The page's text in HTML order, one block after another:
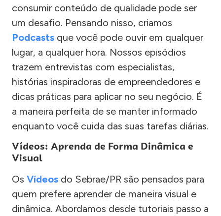
consumir conteúdo de qualidade pode ser
um desafio. Pensando nisso, criamos
Podcasts que você pode ouvir em qualquer
lugar, a qualquer hora. Nossos episódios
trazem entrevistas com especialistas,
histórias inspiradoras de empreendedores e
dicas práticas para aplicar no seu negócio. É
a maneira perfeita de se manter informado
enquanto você cuida das suas tarefas diárias.
Vídeos: Aprenda de Forma Dinâmica e
Visual
Os Vídeos do Sebrae/PR são pensados para
quem prefere aprender de maneira visual e
dinâmica. Abordamos desde tutoriais passo a